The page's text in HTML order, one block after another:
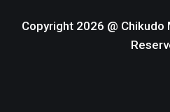
Copyright 2026 @ Chikudo